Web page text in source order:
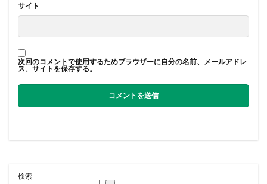
サイト
次回のコメントで使用するためブラウザーに自分の名前、メールアドレ
ス、サイトを保存する。
検索